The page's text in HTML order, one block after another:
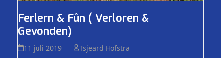
Ferlern & Fûn ( Verloren &
Gevonden)
11 juli 2019 Tsjeard Hofstra